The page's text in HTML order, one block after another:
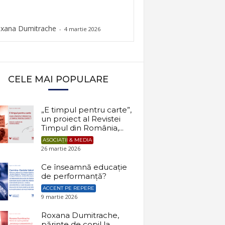
Dumitrache - 4 martie 2026
CELE MAI POPULARE
„E timpul pentru carte”,
un proiect al Revistei
Timpul din România,...
ASOCIAȚII & MEDIA
26 martie 2026
Ce înseamnă educație
de performanță?
ACCENT PE REPERE
9 martie 2026
Roxana Dumitrache,